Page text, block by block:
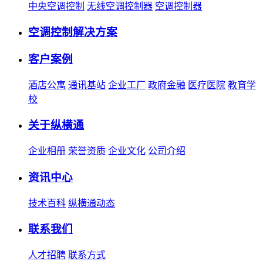
中央空调控制 无线空调控制器 空调控制器
空调控制解决方案
客户案例
酒店公寓 通讯基站 企业工厂 政府金融 医疗医院 教育学
校
关于纵横通
企业相册 荣誉资质 企业文化 公司介绍
资讯中心
技术百科 纵横通动态
联系我们
人才招聘 联系方式